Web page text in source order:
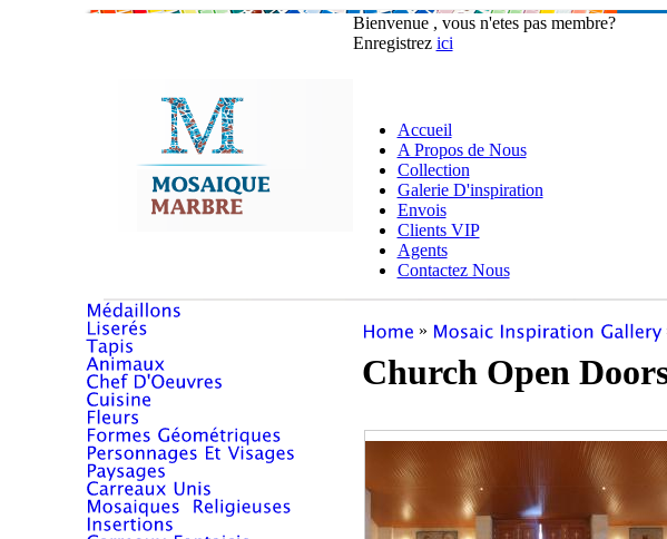
Bienvenue , vous n'etes pas membre?
Enregistrez ici
Accueil
A Propos de Nous
Collection
Galerie D'inspiration
Envois
Clients VIP
Agents
Contactez Nous
»
Church Open